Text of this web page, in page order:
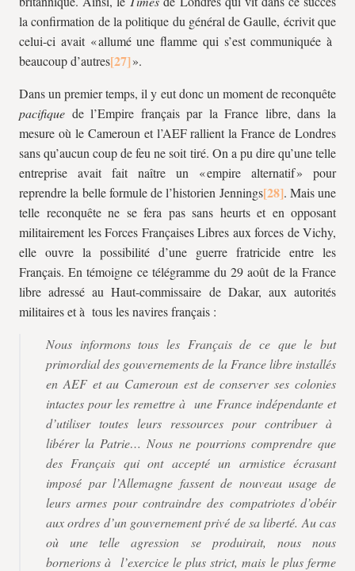
la confirmation de la politique du général de Gaulle, écrivit que
celui-ci avait « allumé une flamme qui s’est communiquée à
beaucoup d’autres
».
Dans un premier temps, il y eut donc un moment de reconquête
pacifique de l’Empire français par la France libre, dans la
mesure où le Cameroun et l’AEF rallient la France de Londres
sans qu’aucun coup de feu ne soit tiré. On a pu dire qu’une telle
entreprise avait fait naître un « empire alternatif » pour
reprendre la belle formule de l’historien Jennings
. Mais une
telle reconquête ne se fera pas sans heurts et en opposant
militairement les Forces Françaises Libres aux forces de Vichy,
elle ouvre la possibilité d’une guerre fratricide entre les
Français. En témoigne ce télégramme du 29 août de la France
libre adressé au Haut-commissaire de Dakar, aux autorités
militaires et à tous les navires français :
Nous informons tous les Français de ce que le but
primordial des gouvernements de la France libre installés
en AEF et au Cameroun est de conserver ses colonies
intactes pour les remettre à une France indépendante et
d’utiliser toutes leurs ressources pour contribuer à
libérer la Patrie… Nous ne pourrions comprendre que
des Français qui ont accepté un armistice écrasant
imposé par l’Allemagne fassent de nouveau usage de
leurs armes pour contraindre des compatriotes d’obéir
aux ordres d’un gouvernement privé de sa liberté. Au cas
où une telle agression se produirait, nous nous
bornerions à l’exercice le plus strict, mais le plus ferme